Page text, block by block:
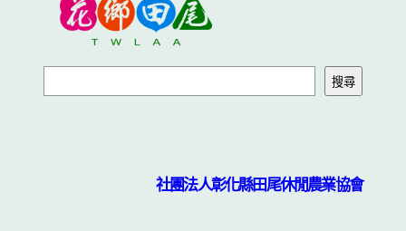
搜尋
社團法人彰化縣田尾休閒農業協會